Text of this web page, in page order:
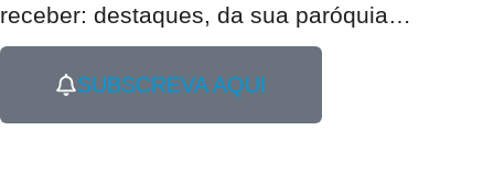
receber: destaques, da sua paróquia…
SUBSCREVA AQUI